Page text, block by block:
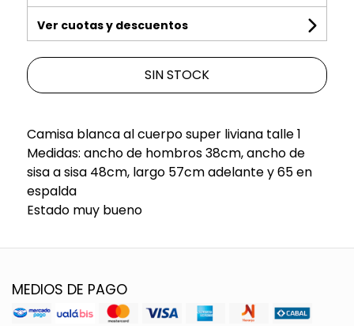
Ver cuotas y descuentos
SIN STOCK
Camisa blanca al cuerpo super liviana talle 1
Medidas: ancho de hombros 38cm, ancho de
sisa a sisa 48cm, largo 57cm adelante y 65 en
espalda
Estado muy bueno
MEDIOS DE PAGO